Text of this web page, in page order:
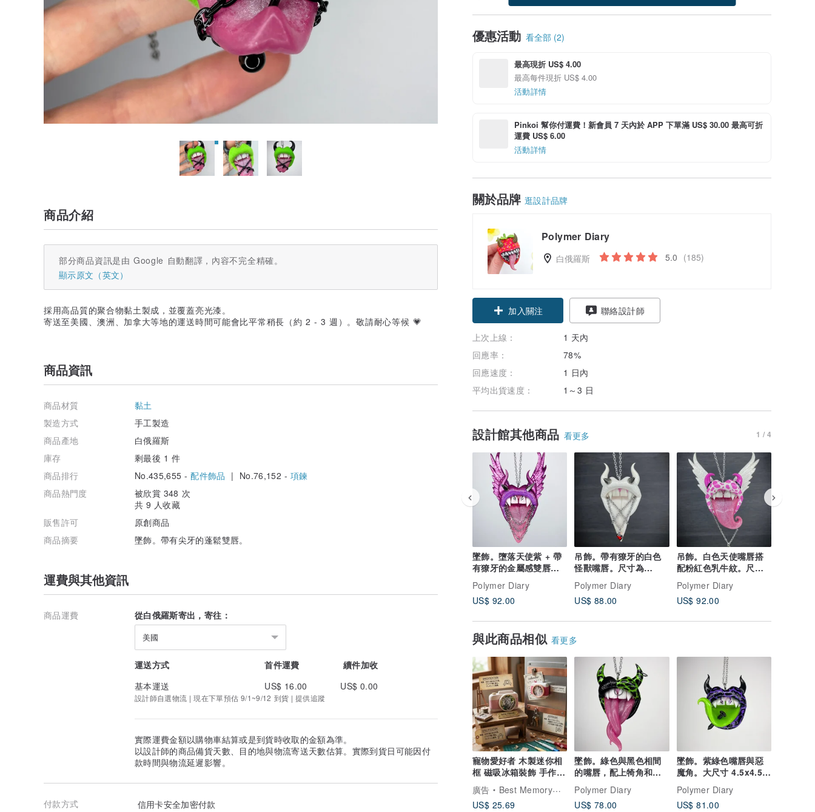
優惠活動 看全部 (2)
最高現折 US$ 4.00
最高每件現折 US$ 4.00
活動詳情
Pinkoi 幫你付運費！新會員 7 天內於 APP 下單滿 US$ 30.00 最高可折
運費 US$ 6.00
活動詳情
關於品牌 逛設計品牌
Polymer Diary
白俄羅斯 5.0 (185)
加入關注 聯絡設計師
上次上線：
1 天內
回應率：
78%
回應速度：
1 日內
平均出貨速度：
1～3 日
設計館其他商品 看更多 1 / 4
墜飾。墮落天使紫 + 帶
有獠牙的金屬感雙唇。
大尺寸 11x7.5 公分。
Polymer Diary
US$ 92.00
吊飾。帶有獠牙的白色
怪獸嘴唇。尺寸為
8.5x5 公分。
Polymer Diary
US$ 88.00
吊飾。白色天使嘴唇搭
配粉紅色乳牛紋。尺寸
大，11x8.5 公分。
Polymer Diary
US$ 92.00
與此商品相似 看更多
寵物愛好者 木製迷你相
框 磁吸冰箱裝飾 手作禮
物 自我犒賞 紀念
廣告
Best Memory｜木作相框工房
US$ 25.69
墜飾。綠色與黑色相間
的嘴唇，配上犄角和獠
牙。尺寸較大。
Polymer Diary
US$ 78.00
墜飾。紫綠色嘴唇與惡
魔角。大尺寸 4.5x4.5
公分。
Polymer Diary
US$ 81.00
商品介紹
部分商品資訊是由 Google 自動翻譯，內容不完全精確。
顯示原文（英文）
採用高品質的聚合物黏土製成，並覆蓋亮光漆。
寄送至美國、澳洲、加拿大等地的運送時間可能會比平常稍長（約 2 - 3 週）。敬請耐心等候 💗
商品資訊
商品材質
黏土
製造方式
手工製造
商品產地
白俄羅斯
庫存
剩最後 1 件
商品排行
No.435,655 -配件飾品 | No.76,152 - 項鍊
商品熱門度
被欣賞 348 次
共 9 人收藏
販售許可
原創商品
商品摘要
墜飾。帶有尖牙的蓬鬆雙唇。
運費與其他資訊
商品運費 從白俄羅斯寄出，寄往：
美國
運送方式 首件運費
續件加收
基本運送
US$ 16.00 US$ 0.00
設計師自選物流 | 現在下單預估 9/1~9/12 到貨 | 提供追蹤
實際運費金額以購物車結算或是到貨時收取的金額為準。
以設計師的商品備貨天數、目的地與物流寄送天數估算。實際到貨日可能因付
款時間與物流延遲影響。
付款方式
信用卡安全加密付款